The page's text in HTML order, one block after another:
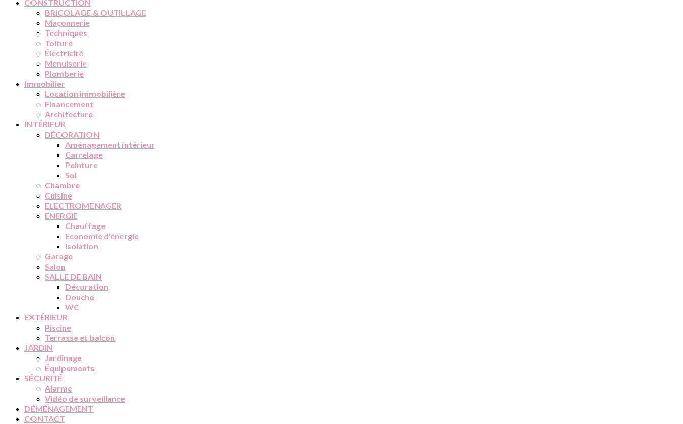
CONSTRUCTION
BRICOLAGE & OUTILLAGE
Maçonnerie
Techniques
Toiture
Électricité
Menuiserie
Plomberie
Immobilier
Location immobilière
Financement
Architecture
INTÉRIEUR
DÉCORATION
Aménagement intérieur
Carrelage
Peinture
Sol
Chambre
Cuisine
ELECTROMENAGER
ENERGIE
Chauffage
Economie d’énergie
Isolation
Garage
Salon
SALLE DE BAIN
Décoration
Douche
WC
EXTÉRIEUR
Piscine
Terrasse et balcon
JARDIN
Jardinage
Équipements
SÉCURITÉ
Alarme
Vidéo de surveillance
DÉMÉNAGEMENT
CONTACT